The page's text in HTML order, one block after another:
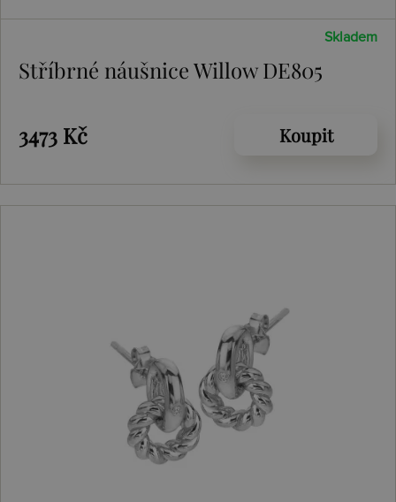
Skladem
Stříbrné náušnice Willow DE805
3473 Kč Koupit